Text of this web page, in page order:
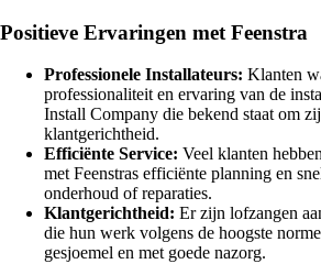
Positieve Ervaringen met Feenstra
Professionele Installateurs: Klanten
professionaliteit en ervaring van de
Install Company die bekend staat om
klantgerichtheid.
Efficiënte Service: Veel klanten
met Feenstras efficiënte planning en
onderhoud of reparaties.
Klantgerichtheid: Er zijn lofzangen
die hun werk volgens de hoogste
gesjoemel en met goede nazorg.